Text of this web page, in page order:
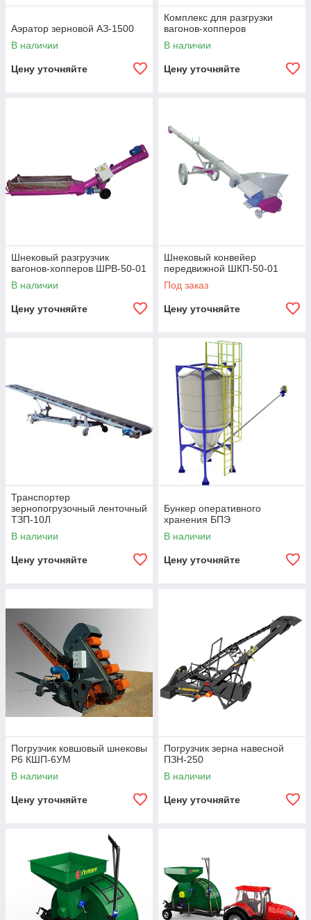
Аэратор зерновой АЗ-1500
В наличии
Цену уточняйте
Комплекс для разгрузки
вагонов-хопперов
В наличии
Цену уточняйте
Шнековый разгрузчик
вагонов-хопперов ШРВ-50-01
В наличии
Цену уточняйте
Шнековый конвейер
передвижной ШКП-50-01
Под заказ
Цену уточняйте
Транспортер
зернопогрузочный ленточный
ТЗП-10Л
В наличии
Цену уточняйте
Бункер оперативного
хранения БПЭ
В наличии
Цену уточняйте
Погрузчик ковшовый шнековы
Р6 КШП-6УМ
В наличии
Цену уточняйте
Погрузчик зерна навесной
ПЗН-250
В наличии
Цену уточняйте